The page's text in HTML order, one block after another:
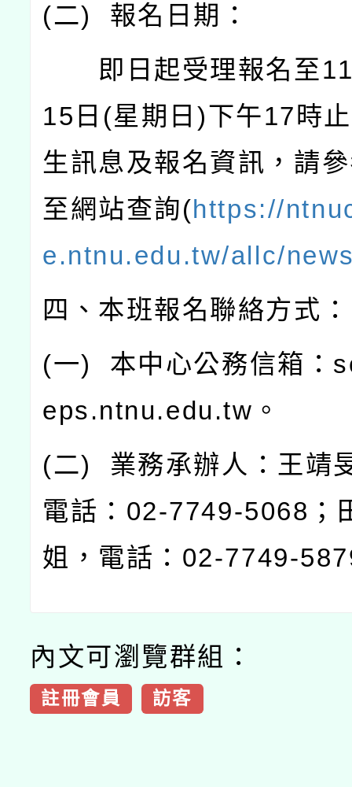
(二) 報名日期：
即日起受理報名至
15 日 (星期日 )下午17 時
生訊息及報名資訊，請
至網站查詢(https://
e.ntnu.edu.tw/allc/
四、本班報名聯絡方式：
(一) 本中心公務信箱：
eps.ntnu.edu.tw 。
(二) 業務承辦人：王靖
電話： 02-7749-5068 ；
姐，電話： 02-7749-
內文可瀏覽群組：
註冊會員 訪客